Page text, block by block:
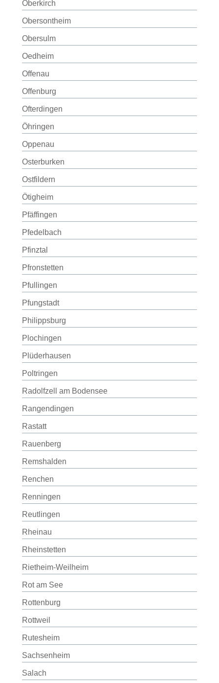
Oberkirch
Obersontheim
Obersulm
Oedheim
Offenau
Offenburg
Ofterdingen
Öhringen
Oppenau
Osterburken
Ostfildern
Ötigheim
Pfäffingen
Pfedelbach
Pfinztal
Pfronstetten
Pfullingen
Pfungstadt
Philippsburg
Plochingen
Plüderhausen
Poltringen
Radolfzell am Bodensee
Rangendingen
Rastatt
Rauenberg
Remshalden
Renchen
Renningen
Reutlingen
Rheinau
Rheinstetten
Rietheim-Weilheim
Rot am See
Rottenburg
Rottweil
Rutesheim
Sachsenheim
Salach